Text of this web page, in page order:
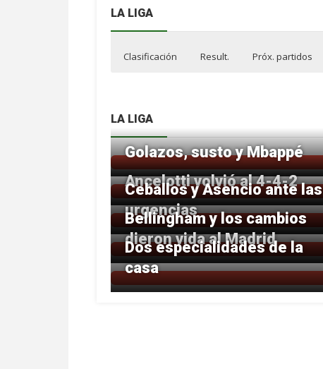
LA LIGA
Clasificación Result. Próx. partidos
LA LIGA
Golazos, susto y Mbappé
Ancelotti volvió al 4-4-2
Ceballos y Asencio ante las
urgencias
Bellingham y los cambios
dieron vida al Madrid
Dos especialidades de la
casa